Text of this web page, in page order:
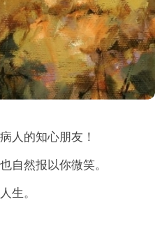
人的知心朋友！
自然报以你微笑。
生。